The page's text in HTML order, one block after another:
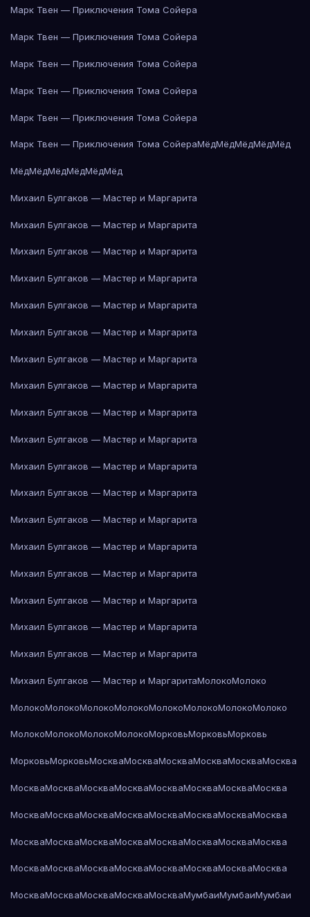
Марк Твен — Приключения Тома Сойера
Марк Твен — Приключения Тома Сойера
Марк Твен — Приключения Тома Сойера
Марк Твен — Приключения Тома Сойера
Марк Твен — Приключения Тома Сойера
Марк Твен — Приключения Тома СойераМёдМёдМёдМёдМёд
МёдМёдМёдМёдМёдМёд
Михаил Булгаков — Мастер и Маргарита
Михаил Булгаков — Мастер и Маргарита
Михаил Булгаков — Мастер и Маргарита
Михаил Булгаков — Мастер и Маргарита
Михаил Булгаков — Мастер и Маргарита
Михаил Булгаков — Мастер и Маргарита
Михаил Булгаков — Мастер и Маргарита
Михаил Булгаков — Мастер и Маргарита
Михаил Булгаков — Мастер и Маргарита
Михаил Булгаков — Мастер и Маргарита
Михаил Булгаков — Мастер и Маргарита
Михаил Булгаков — Мастер и Маргарита
Михаил Булгаков — Мастер и Маргарита
Михаил Булгаков — Мастер и Маргарита
Михаил Булгаков — Мастер и Маргарита
Михаил Булгаков — Мастер и Маргарита
Михаил Булгаков — Мастер и Маргарита
Михаил Булгаков — Мастер и Маргарита
Михаил Булгаков — Мастер и МаргаритаМолокоМолоко
МолокоМолокоМолокоМолокоМолокоМолокоМолокоМолоко
МолокоМолокоМолокоМолокоМорковьМорковьМорковь
МорковьМорковьМоскваМоскваМоскваМоскваМоскваМосква
МоскваМоскваМоскваМоскваМоскваМоскваМоскваМосква
МоскваМоскваМоскваМоскваМоскваМоскваМоскваМосква
МоскваМоскваМоскваМоскваМоскваМоскваМоскваМосква
МоскваМоскваМоскваМоскваМоскваМоскваМоскваМосква
МоскваМоскваМоскваМоскваМоскваМумбаиМумбаиМумбаи